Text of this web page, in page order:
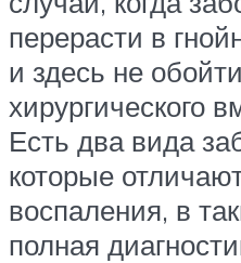
перерасти в
и здесь не
хирургического
Есть два вида
которые
воспаления, в
полная